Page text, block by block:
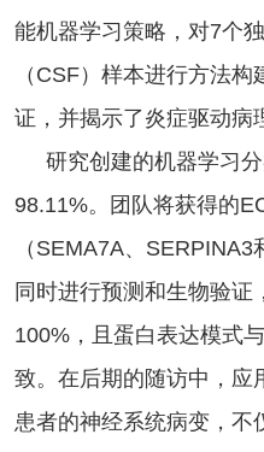
能机器学习策略，对7个
（CSF）样本进行方法
证，并揭示了炎症驱动病
研究创建的机器学习
98.11%。团队将获得的
（SEMA7A、
同时进行预测和生物验证
100%，且蛋白表达模式
致。在后期的随访中，应
患者的神经系统病变，不